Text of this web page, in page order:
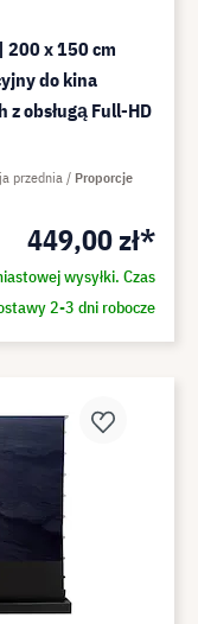
200 x 150 cm
do kina
obsługą Full-HD
449,00 zł*
wysyłki. Czas
2-3 dni robocze
przednia
Proporcje